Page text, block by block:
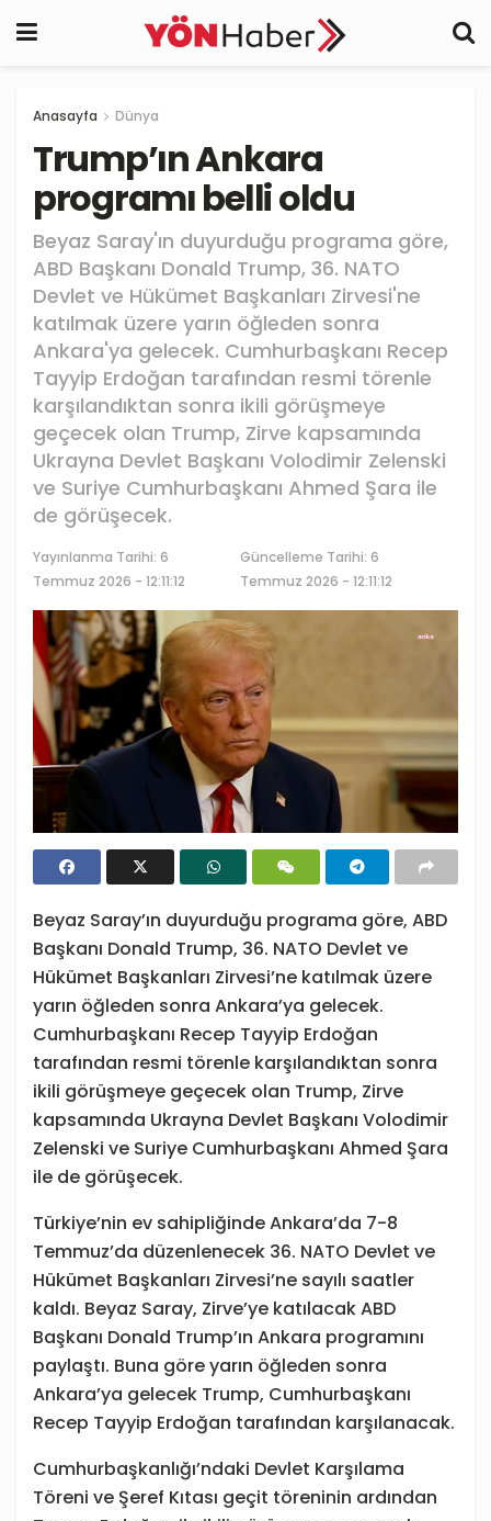
Anasayfa Dünya
Trump’ın Ankara
programı belli oldu
Beyaz Saray'ın duyurduğu programa göre,
ABD Başkanı Donald Trump, 36.⁠ ⁠NATO
Devlet ve Hükümet Başkanları Zirvesi'ne
katılmak üzere yarın öğleden sonra
Ankara'ya gelecek. Cumhurbaşkanı Recep
Tayyip Erdoğan tarafından resmi törenle
karşılandıktan sonra ikili görüşmeye
geçecek olan Trump, Zirve kapsamında
Ukrayna Devlet Başkanı Volodimir Zelenski
ve Suriye Cumhurbaşkanı Ahmed Şara ile
de görüşecek.
Yayınlanma Tarihi: 6
Temmuz 2026 - 12:11:12
Güncelleme Tarihi: 6
Temmuz 2026 - 12:11:12
Beyaz Saray’ın duyurduğu programa göre, ABD
Başkanı Donald Trump, 36.⁠ ⁠NATO Devlet ve
Hükümet Başkanları Zirvesi’ne katılmak üzere
yarın öğleden sonra Ankara’ya gelecek.
Cumhurbaşkanı Recep Tayyip Erdoğan
tarafından resmi törenle karşılandıktan sonra
ikili görüşmeye geçecek olan Trump, Zirve
kapsamında Ukrayna Devlet Başkanı Volodimir
Zelenski ve Suriye Cumhurbaşkanı Ahmed Şara
ile de görüşecek.
Türkiye’nin ev sahipliğinde Ankara’da 7-8
Temmuz’da düzenlenecek 36.⁠ ⁠NATO Devlet ve
Hükümet Başkanları Zirvesi’ne sayılı saatler
kaldı. Beyaz Saray, Zirve’ye katılacak ABD
Başkanı Donald Trump’ın Ankara programını
paylaştı. Buna göre yarın öğleden sonra
Ankara’ya gelecek Trump, Cumhurbaşkanı
Recep Tayyip Erdoğan tarafından karşılanacak.
Cumhurbaşkanlığı’ndaki Devlet Karşılama
Töreni ve Şeref Kıtası geçit töreninin ardından